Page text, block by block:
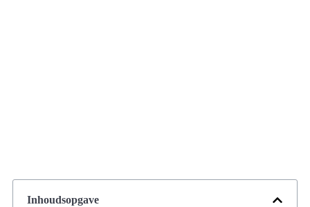
Inhoudsopgave